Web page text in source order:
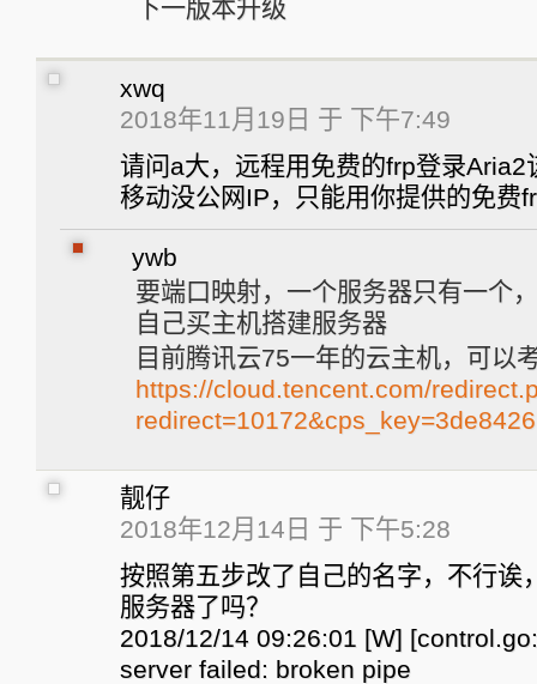
下一版本升级
xwq
2018年11月19日 于 下午7:49
请问a大，远程用免费的frp登录Aria2
移动没公网IP，只能用你提供的免费
ywb
要端口映射，一个服务器只有一个
自己买主机搭建服务器
目前腾讯云75一年的云主机，可以
https://cloud.tencent.com/
靓仔
2018年12月14日 于 下午5:28
按照第五步改了自己的名字，不行诶
服务器了吗？
2018/12/14 09:26:01 [W]
server failed: broken pipe